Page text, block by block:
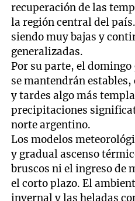
recuperación de las
la región central del
siendo muy bajas y
generalizadas.
Por su parte, el
se mantendrán
y tardes algo más
precipitaciones
norte argentino.
Los modelos
y gradual ascenso
bruscos ni el ingreso de
el corto plazo. El
invernal y las heladas